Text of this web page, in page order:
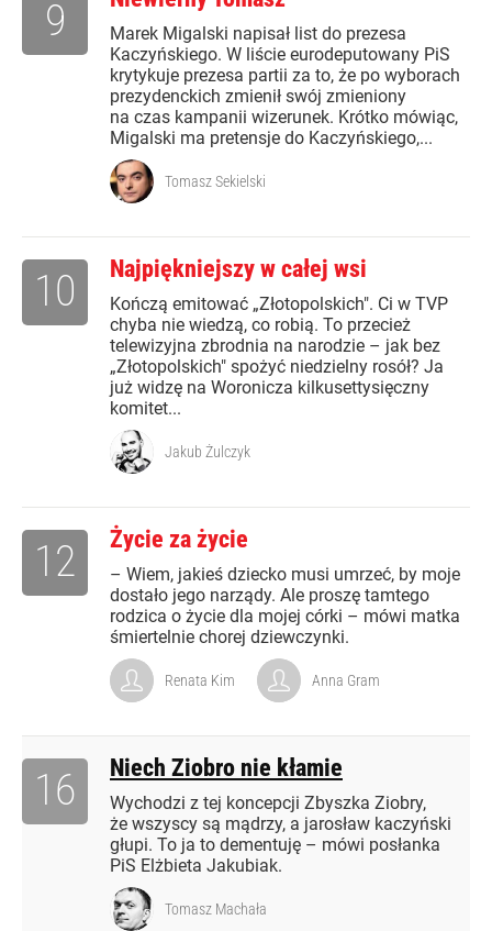
Marek Migalski napisał list do prezesa
Kaczyńskiego. W liście eurodeputowany PiS
krytykuje prezesa partii za to, że po wyborach
prezydenckich zmienił swój zmieniony
na czas kampanii wizerunek. Krótko mówiąc,
Migalski ma pretensje do Kaczyńskiego,...
9
Tomasz Sekielski
Najpiękniejszy w całej wsi
Kończą emitować „Złotopolskich". Ci w TVP
chyba nie wiedzą, co robią. To przecież
telewizyjna zbrodnia na narodzie – jak bez
„Złotopolskich" spożyć niedzielny rosół? Ja
już widzę na Woronicza kilkusettysięczny
komitet...
10
Jakub Żulczyk
Życie za życie
– Wiem, jakieś dziecko musi umrzeć, by moje
dostało jego narządy. Ale proszę tamtego
rodzica o życie dla mojej córki – mówi matka
śmiertelnie chorej dziewczynki.
12
Renata Kim Anna Gram
Niech Ziobro nie kłamie
Wychodzi z tej koncepcji Zbyszka Ziobry,
że wszyscy są mądrzy, a jarosław kaczyński
głupi. To ja to dementuję – mówi posłanka
PiS Elżbieta Jakubiak.
16
Tomasz Machała